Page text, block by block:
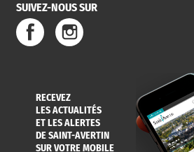
SUIVEZ-NOUS SUR
RECEVEZ
LES ACTUALITÉS
ET LES ALERTES
DE SAINT-AVERTIN
SUR VOTRE MOBILE